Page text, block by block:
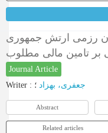
رزمی ارتش جمهوری
بر تامین مالی مطلوب
Journal Article
Writer : جعفری، بهزاد ؛
Abstract
Related articles